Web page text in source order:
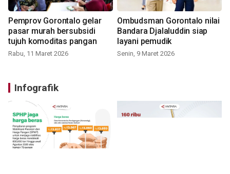
Pemprov Gorontalo gelar
pasar murah bersubsidi
tujuh komoditas pangan
Rabu, 11 Maret 2026
Ombudsman Gorontalo nilai
Bandara Djalaluddin siap
layani pemudik
Senin, 9 Maret 2026
Infografik